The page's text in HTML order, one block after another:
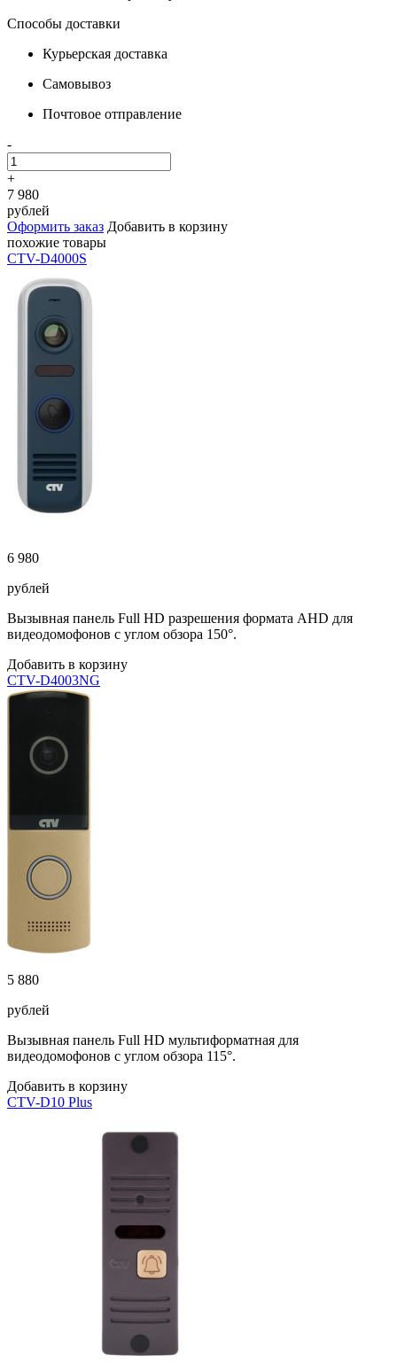
Способы доставки
Курьерская доставка
Самовывоз
Почтовое отправление
-
+
7 980
рублей
Оформить заказ Добавить в корзину
похожие товары
CTV-D4000S
6 980
рублей
Вызывная панель Full HD разрешения формата AHD для
видеодомофонов с углом обзора 150°.
Добавить в корзину
CTV-D4003NG
5 880
рублей
Вызывная панель Full HD мультиформатная для
видеодомофонов с углом обзора 115°.
Добавить в корзину
CTV-D10 Plus